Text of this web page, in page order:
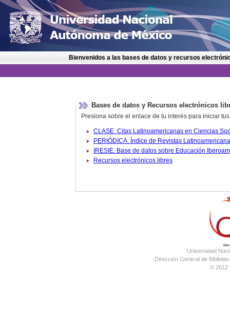
Bienvenidos a las bases de datos y recursos
Bases de datos y Recursos electrónicos
Presiona sobre el enlace de tu interés para iniciar
IRESIE. Base de datos
Recursos electrónicos libres
Universidad
Dirección General de
© 2012